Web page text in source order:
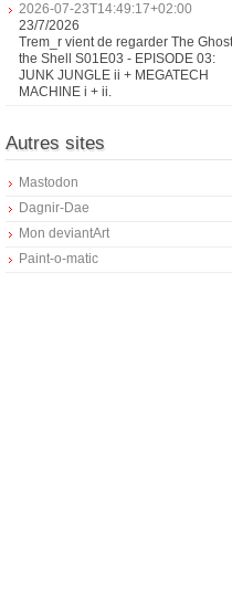
2026-07-23T14:49:17+02:00
23/7/2026
Trem_r vient de regarder The
the Shell S01E03 - EPISODE 03:
JUNK JUNGLE ii + MEGATECH
MACHINE i + ii.
Autres sites
Mastodon
Dagnir-Dae
Mon deviantArt
Paint-o-matic